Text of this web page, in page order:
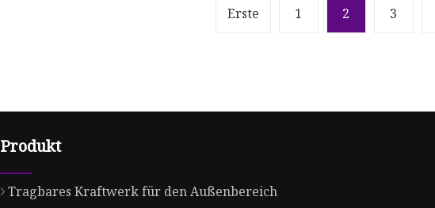
Erste 1 2 3
Produkt
Tragbares Kraftwerk für den Außenbereich